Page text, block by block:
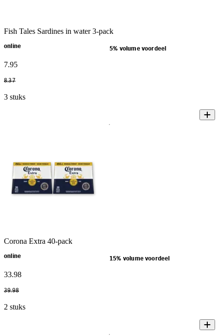
Fish Tales Sardines in water 3-pack
online 5% volume voordeel
7.95
8.37
3 stuks
Corona Extra 40-pack
online 15% volume voordeel
33.98
39.98
2 stuks